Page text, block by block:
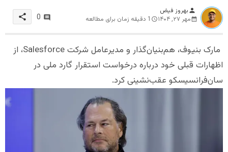
person بهروز فیض
مهر ۲۷, ۱۴۰۴
1 دقیقه زمان برای مطالعه 0
share
مارک بنیوف، هم‌بنیان‌گذار و مدیرعامل شرکت Salesforce، از
اظهارات قبلی خود درباره درخواست استقرار گارد ملی در
سان‌فرانسیسکو عقب‌نشینی کرد.